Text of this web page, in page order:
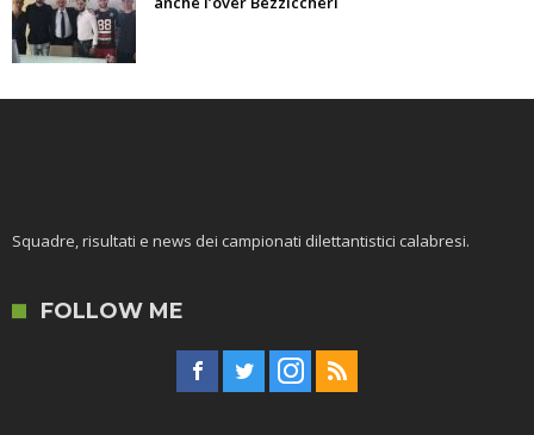
Squadre, risultati e news dei campionati dilettantistici calabresi.
FOLLOW ME